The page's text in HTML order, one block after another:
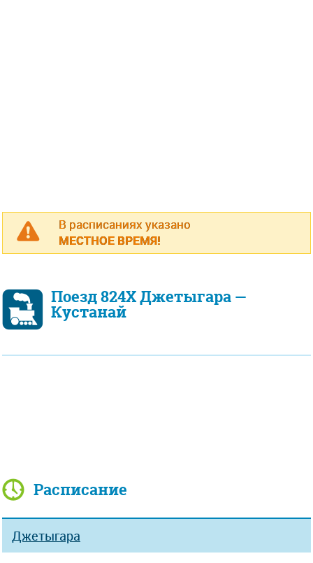
В расписаниях указано
МЕСТНОЕ ВРЕМЯ!
Поезд 824Х Джетыгара —
Кустанай
Расписание
Джетыгара